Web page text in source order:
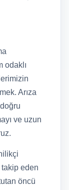
odaklı
Arıza
ve uzun
eden
öncü